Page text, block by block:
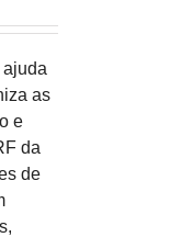
as
e
da
de